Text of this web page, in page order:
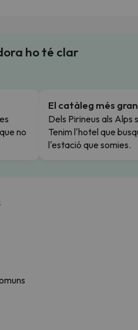
ho té clar
no
El catàleg més gran
Dels Pirineus als Alps
Tenim l'hotel que
l'estació que somies.